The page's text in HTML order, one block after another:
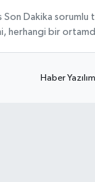
Son Dakika
herhangi bir
Haber